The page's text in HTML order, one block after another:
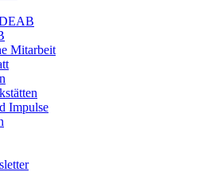
Mitarbeit
Impulse